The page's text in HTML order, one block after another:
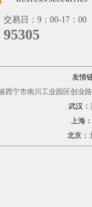
交易日：9：00-17：00
95305
友情
西宁市南川工业园区创业
武汉：
上海：
北京：